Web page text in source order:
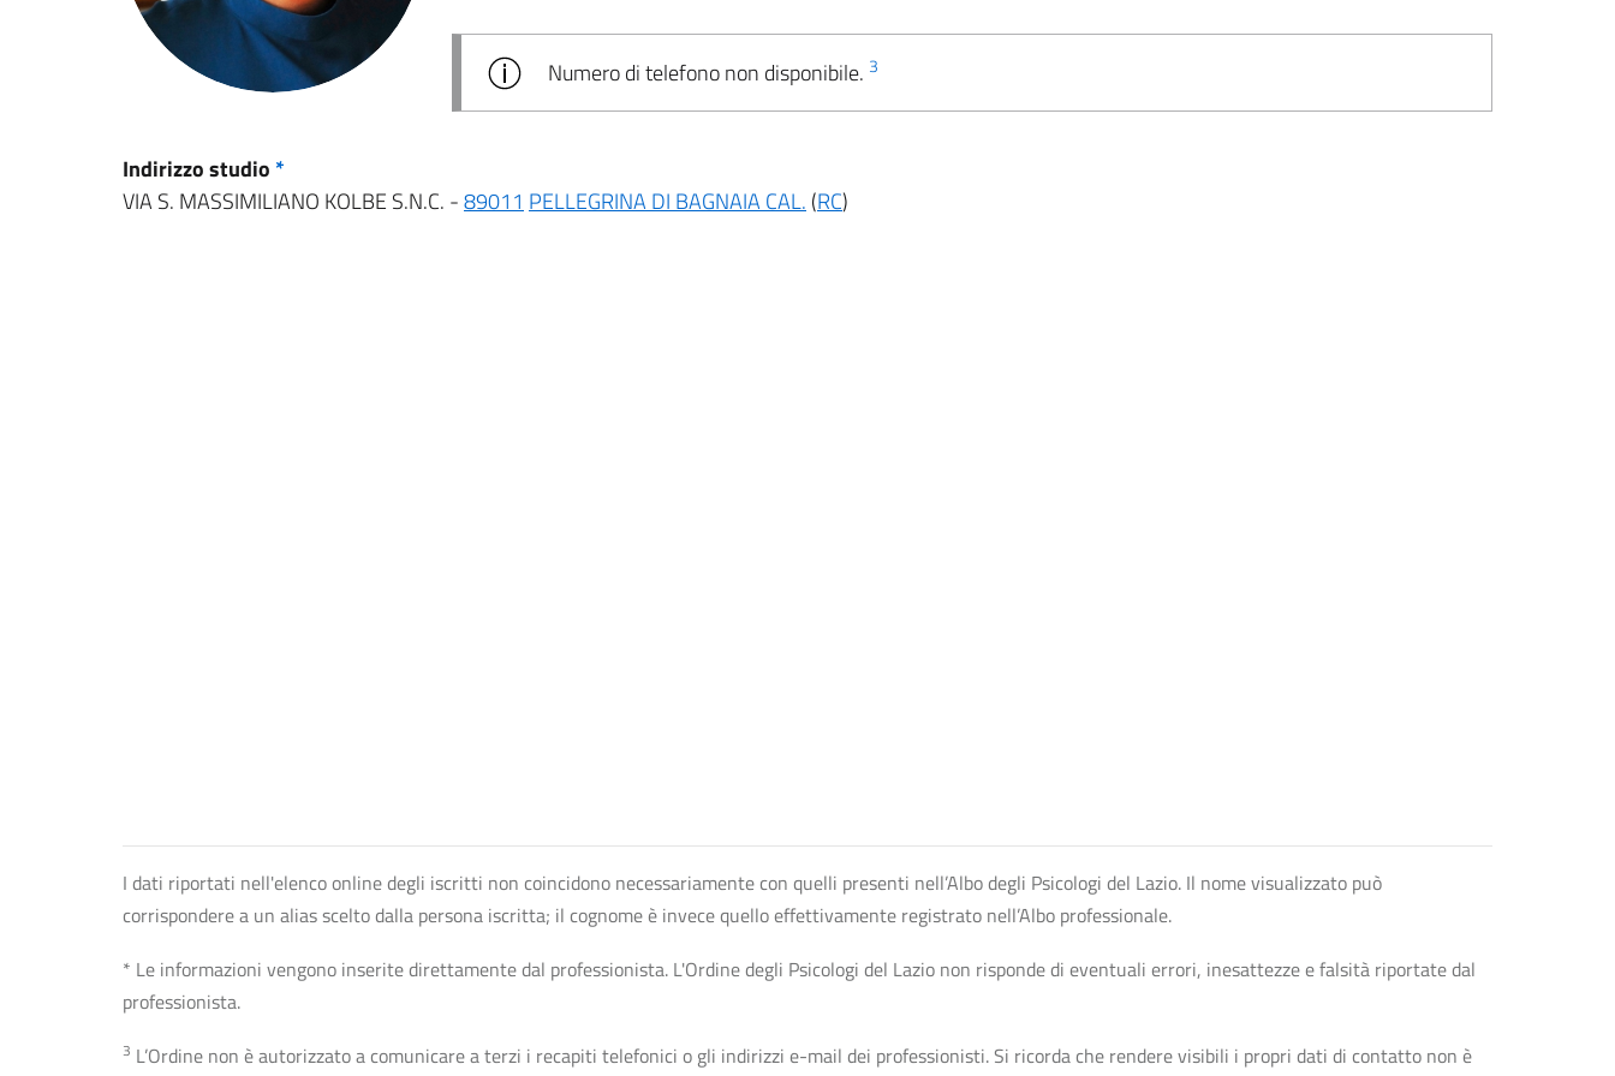
Numero di telefono non disponibile. 3
Indirizzo studio *
VIA S. MASSIMILIANO KOLBE S.N.C. -89011 PELLEGRINA DI BAGNAIA CAL. (RC)
I dati riportati nell'elenco online degli iscritti non coincidono necessariamente con quelli presenti nell’Albo degli Psicologi del Lazio. Il nome visualizzato può
corrispondere a un alias scelto dalla persona iscritta; il cognome è invece quello effettivamente registrato nell’Albo professionale.
* Le informazioni vengono inserite direttamente dal professionista. L'Ordine degli Psicologi del Lazio non risponde di eventuali errori, inesattezze e falsità riportate dal
professionista.
3 L’Ordine non è autorizzato a comunicare a terzi i recapiti telefonici o gli indirizzi e-mail dei professionisti. Si ricorda che rendere visibili i propri dati di contatto non è